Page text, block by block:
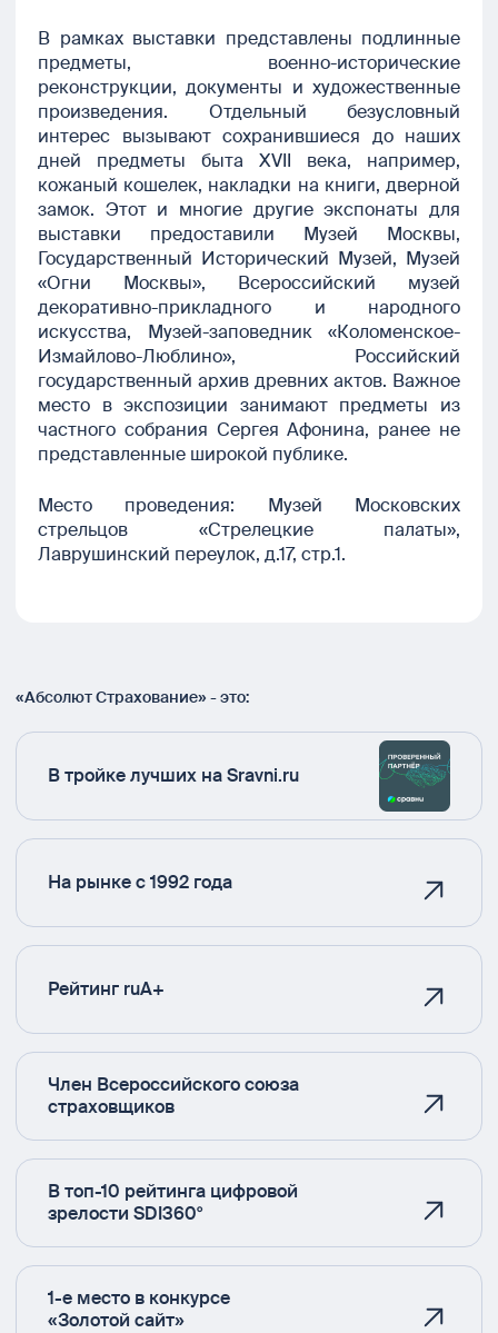
В рамках выставки представлены подлинные
предметы, военно-исторические
реконструкции, документы и художественные
произведения. Отдельный безусловный
интерес вызывают сохранившиеся до наших
дней предметы быта XVII века, например,
кожаный кошелек, накладки на книги, дверной
замок. Этот и многие другие экспонаты для
выставки предоставили Музей Москвы,
Государственный Исторический Музей, Музей
«Огни Москвы», Всероссийский музей
декоративно-прикладного и народного
искусства, Музей-заповедник «Коломенское-
Измайлово-Люблино», Российский
государственный архив древних актов. Важное
место в экспозиции занимают предметы из
частного собрания Сергея Афонина, ранее не
представленные широкой публике.
Место проведения: Музей Московских
стрельцов «Стрелецкие палаты»,
Лаврушинский переулок, д.17, стр.1.
«Абсолют Страхование» - это:
В тройке лучших на Sravni.ru
На рынке с 1992 года
Рейтинг ruA+
Член Всероссийского союза
страховщиков
В топ-10 рейтинга цифровой
зрелости SDI360°
1-е место в конкурсе
«Золотой сайт»